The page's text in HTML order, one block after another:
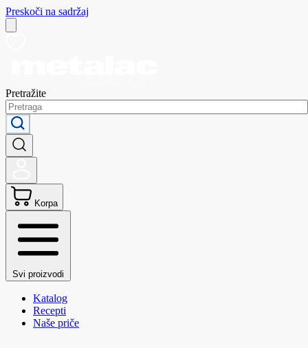
Preskoči na sadržaj
Pretražite
Korpa
Svi proizvodi
Katalog
Recepti
Naše priče